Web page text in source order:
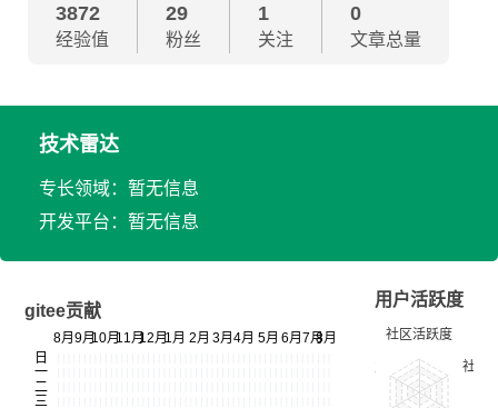
3872
经验值
29
粉丝
1
关注
0
文章总量
技术雷达
专长领域：暂无信息
开发平台：暂无信息
gitee贡献
用户活跃度